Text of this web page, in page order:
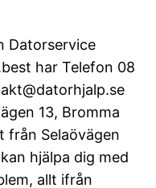
Datorservice
har Telefon 08
13, Bromma
från Selaövägen
hjälpa dig med
allt ifrån